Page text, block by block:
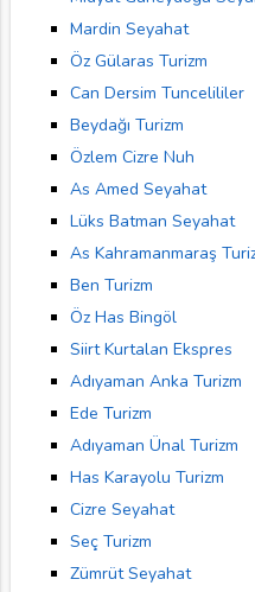
Mardin Seyahat
Öz Gülaras Turizm
Can Dersim Tuncelililer
Beydağı Turizm
Özlem Cizre Nuh
As Amed Seyahat
Lüks Batman Seyahat
As Kahramanmaraş
Ben Turizm
Öz Has Bingöl
Siirt Kurtalan Ekspres
Adıyaman Anka Turizm
Ede Turizm
Adıyaman Ünal Turizm
Has Karayolu Turizm
Cizre Seyahat
Seç Turizm
Zümrüt Seyahat